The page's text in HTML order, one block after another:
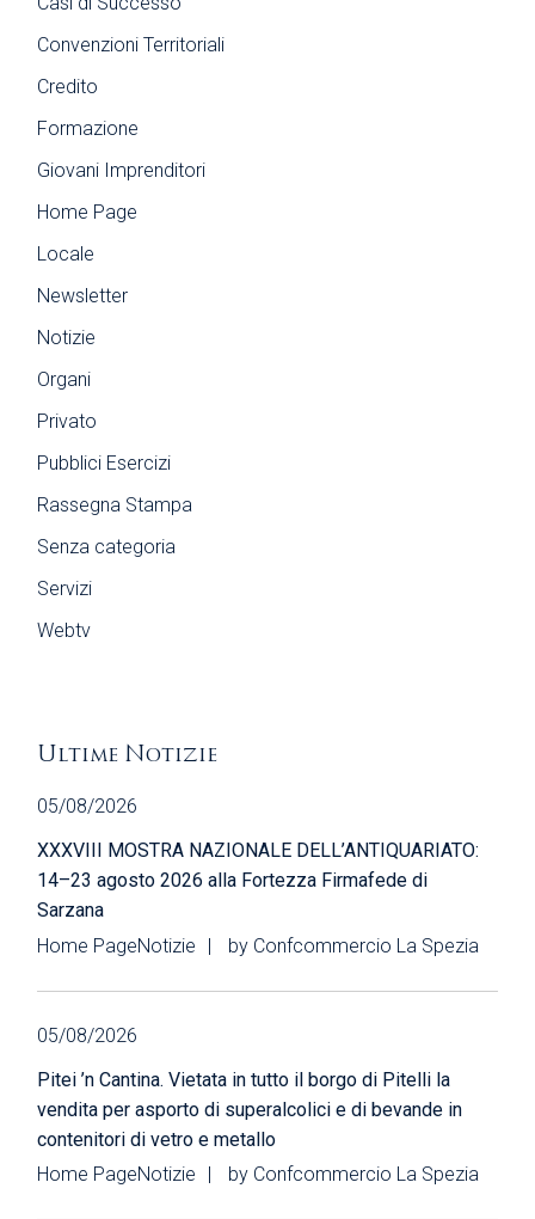
Convenzioni Territoriali
Credito
Formazione
Giovani Imprenditori
Home Page
Locale
Newsletter
Notizie
Organi
Privato
Pubblici Esercizi
Rassegna Stampa
Senza categoria
Servizi
Webtv
Ultime Notizie
05/08/2026
XXXVIII MOSTRA NAZIONALE DELL’ANTIQUARIATO:
14–23 agosto 2026 alla Fortezza Firmafede di
Sarzana
Home PageNotizie by Confcommercio La Spezia
05/08/2026
Pitei ’n Cantina. Vietata in tutto il borgo di Pitelli la
vendita per asporto di superalcolici e di bevande in
contenitori di vetro e metallo
Home PageNotizie by Confcommercio La Spezia